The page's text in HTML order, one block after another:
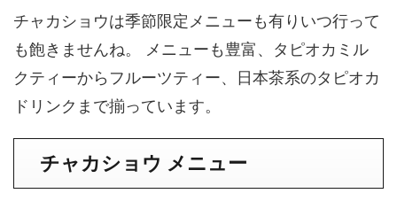
チャカショウは季節限定メニューも有りいつ行って
も飽きませんね。 メニューも豊富、タピオカミル
クティーからフルーツティー、日本茶系のタピオカ
ドリンクまで揃っています。
チャカショウ メニュー